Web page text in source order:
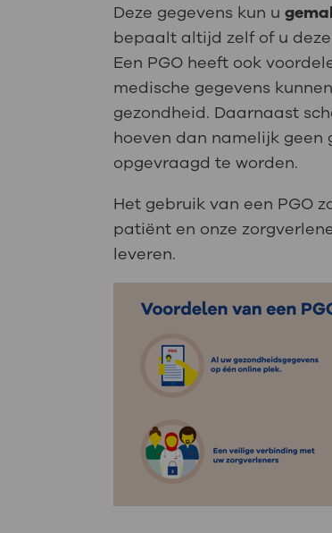
Deze gegevens kun u
bepaalt altijd zelf of u
Een PGO heeft ook
medische gegevens
gezondheid. Daarnaast
hoeven dan namelijk geen
opgevraagd te worden.
Het gebruik van een PGO
patiënt en onze
leveren.